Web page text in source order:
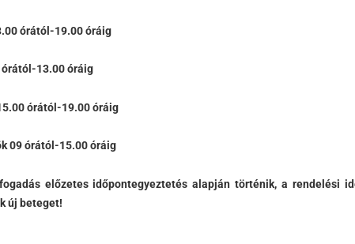
órától-19.00 óráig
órától-13.00 óráig
órától-19.00 óráig
09 órától-15.00 óráig
előzetes időpontegyeztetés alapján történik, a rendelési
új beteget!